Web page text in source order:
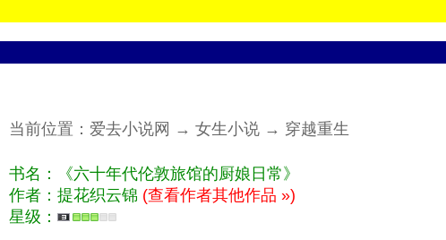
当前位置： 爱去小说网 → 女生小说 → 穿越重生
书名：《六十年代伦敦旅馆的厨娘日常》
作者：提花织云锦 (查看作者其他作品 »)
星级：